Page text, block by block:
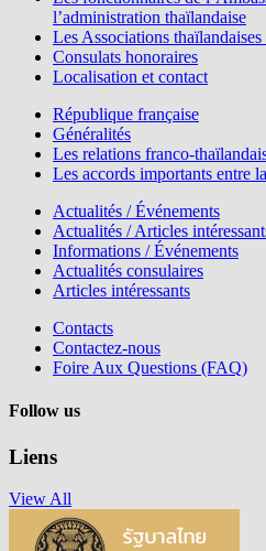
l’administration thaïlandaise
Les Associations thaïlandaises
Consulats honoraires
Localisation et contact
République française
Généralités
Les relations franco-
Les accords importants entre
Actualités / Événements
Actualités / Articles
Informations / Événements
Actualités consulaires
Articles intéressants
Contacts
Contactez-nous
Foire Aux Questions (FAQ)
Follow us
Liens
View All